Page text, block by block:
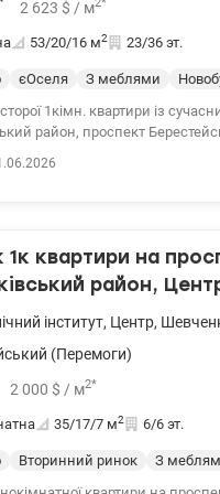
2 623 $ / м2*
53/20/16 м2 23/36 эт.
єОселя З меблями
1кімн. квартири із
район, проспект
частині ЖК. Зразкова вхідна
Valion,ua/1152102
квартири на
район,
інститут, Центр,
(Перемоги)
2 000 $ / м2*
35/17/7 м2 6/6 эт.
Вторинний ринок З